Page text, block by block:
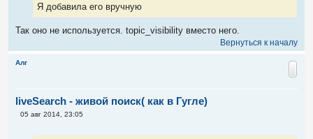
е
Я добавила его вручную
Так оно не используется. topic_visibility вместо него.
Вернуться к началу
Алг
liveSearch - живой поиск( как в Гугле)
С
05 авг 2014, 23:05